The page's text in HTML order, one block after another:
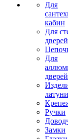
Для
кабин
Для
дверей
Для
Ручки
Замки